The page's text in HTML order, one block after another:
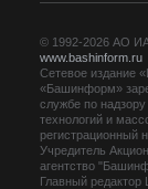
© 1992-2026 АО
www.bashinform.ru
Сетевое издание
«Башинформ»
службе по
технологий и
Учредитель
агентство
Главный